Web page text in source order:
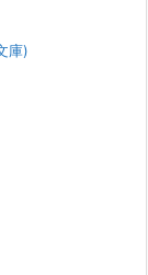
、（株）トキワ
き様～」続きを
はありますが、
となりました。
庫)